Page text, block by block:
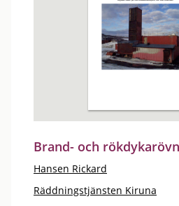
Brand- och
Hansen Rickard
Räddningstjänsten Kiruna